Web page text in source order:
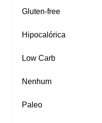
Gluten‑free
Hipocalórica
Low Carb
Nenhum
Paleo